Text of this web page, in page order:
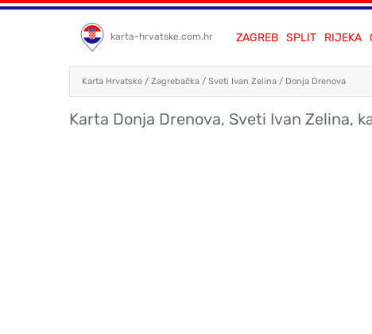
karta-hrvatske.com.hr ZAGREB SPLIT RIJEKA
Karta Hrvatske / Zagrebačka / Sveti Ivan Zelina / Donja Drenova
Karta Donja Drenova, Sveti Ivan Zelina,